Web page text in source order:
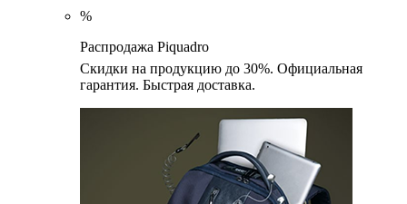
%
Распродажа Piquadro
Скидки на продукцию до 30%. Официальная
гарантия. Быстрая доставка.